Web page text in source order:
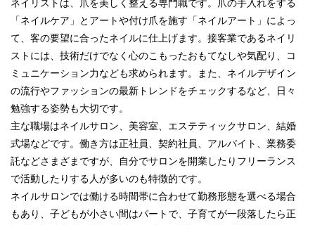
ネイリストは、爪を美しく整える専門職です。爪の手入れをする
「ネイルケア」とアートや付け爪を施す「ネイルアート」によっ
て、客の要望に合ったネイルに仕上げます。接客業であるネイリ
ストには、技術だけでなく心のこもったおもてなしや気配り、コ
ミュニケーション力なども求められます。また、ネイルデザイン
の流行やファッションの最新トレンドをチェックするなど、日々
勉強する姿勢も大切です。
主な職場はネイルサロン、美容室、エステティックサロン、結婚
式場などです。働き方は正社員、契約社員、アルバイト、業務委
託などさまざまですが、自分でサロンを開業したりフリーランス
で活動したりする人が多いのも特徴的です。
ネイルサロンでは働ける時間帯に合わせて勤務形態を選べる場合
もあり、子どもが小さい間はパートで、子育てが一段落したら正